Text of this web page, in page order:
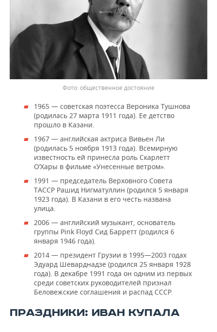
общественное достояние
1965 — советская поэтесса Вероника Тушнова
(родилась 27 марта 1911 года). Ее детство
прошло в Казани.
1967 — английская актриса Вивьен Ли
(родилась 5 ноября 1913 года). Всемирную
известность ей принесла роль Скарлетт
О’Хары в фильме «Унесенные ветром».
1991 — председатель Верховного Совета
ТАССР Рашид Нигматуллин (родился 5 января
1923 года). В Казани в его честь названа
улица.
2006 — английский музыкант, основатель
группы Pink Floyd Сид Барретт (родился 6
января 1946 года).
2014 — президент Грузии в 1995—2003 годах
Эдуард Шеварднадзе (родился 25 января 1928
года). В декабре 1991 года он одним из первых
среди советских руководителей признал
Беловежские соглашения и распад СССР.
ПРАЗДНИКИ: ИВАН КУПАЛА